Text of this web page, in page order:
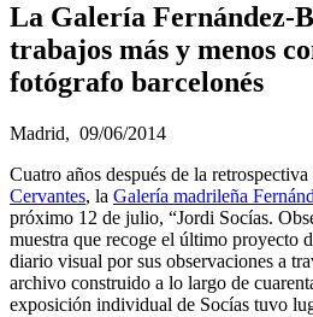
La Galería Fernández-
trabajos más y menos
fotógrafo barcelonés
Madrid, 09/06/2014
Cuatro años después de la
Cervantes, la Galería madrileña
próximo 12 de julio, “Jordi Socías.
muestra que recoge el último proyecto
diario visual por sus observaciones a
archivo construido a lo largo de
exposición individual de Socías tuvo